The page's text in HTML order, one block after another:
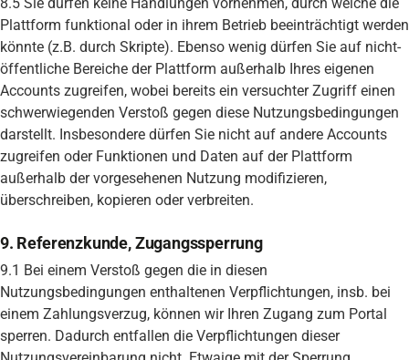
Plattform funktional oder in ihrem Betrieb beeinträchtigt werden
könnte (z.B. durch Skripte). Ebenso wenig dürfen Sie auf nicht-
öffentliche Bereiche der Plattform außerhalb Ihres eigenen
Accounts zugreifen, wobei bereits ein versuchter Zugriff einen
schwerwiegenden Verstoß gegen diese Nutzungsbedingungen
darstellt. Insbesondere dürfen Sie nicht auf andere Accounts
zugreifen oder Funktionen und Daten auf der Plattform
außerhalb der vorgesehenen Nutzung modifizieren,
überschreiben, kopieren oder verbreiten.
9. Referenzkunde, Zugangssperrung
9.1 Bei einem Verstoß gegen die in diesen
Nutzungsbedingungen enthaltenen Verpflichtungen, insb. bei
einem Zahlungsverzug, können wir Ihren Zugang zum Portal
sperren. Dadurch entfallen die Verpflichtungen dieser